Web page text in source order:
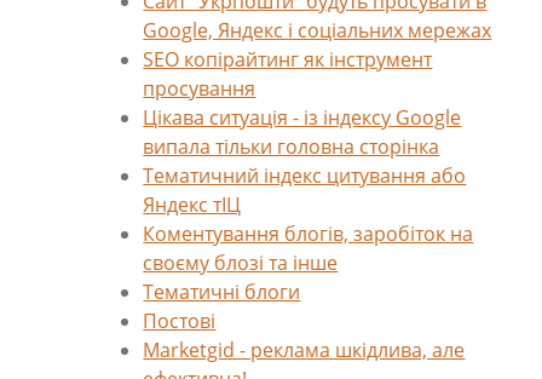
Google, Яндекс і соціальних мережах
SEO копірайтинг як інструмент
просування
Цікава ситуація - із індексу Google
випала тільки головна сторінка
Тематичний індекс цитування або
Яндекс тІЦ
Коментування блогів, заробіток на
своєму блозі та інше
Тематичні блоги
Постові
Marketgid - реклама шкідлива, але